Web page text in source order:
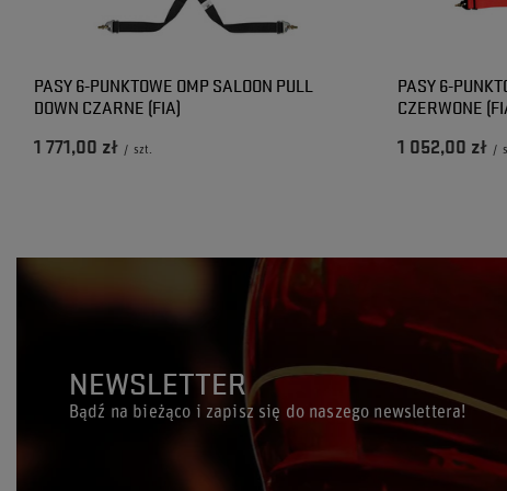
PASY 6-PUNKTOWE OMP SALOON PULL
DOWN CZARNE (FIA)
1 771,00 zł / szt.
PASY 6-
CZERWONE
1 052,00 zł /
NEWSLETTER
Bądź na bieżąco i zapisz się do naszego newslettera!